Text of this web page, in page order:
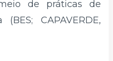
de práticas de
CAPAVERDE,